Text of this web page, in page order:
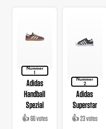
Nummer
1
Adidas
Handball
Spezial
👍 66 votes
Nummer
2
Adidas
Superstar
👍 23 votes